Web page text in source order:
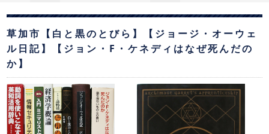
草加市【白と黒のとびら】【ジョージ・オーウェ
ル日記】【ジョン・F・ケネディはなぜ死んだの
か】